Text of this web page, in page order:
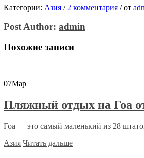
Категории: Азия / 2 комментария /от
Post Author: admin
Похожие записи
07Мар
Пляжный отдых на Гоа
Гоа — это самый маленький из 28
Азия Читать дальше